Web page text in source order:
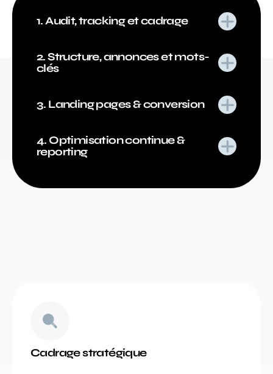
1. Audit, tracking et cadrage
2. Structure, annonces et mots-
clés
3. Landing pages & conversion
4. Optimisation continue &
reporting
Cadrage stratégique